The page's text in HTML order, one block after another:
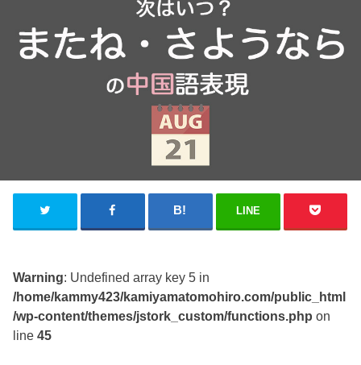
LINE
Warning: Undefined array key 5 in
/home/kammy423/kamiyamatomohiro.com/public_html
/wp-content/themes/jstork_custom/functions.php on
line45